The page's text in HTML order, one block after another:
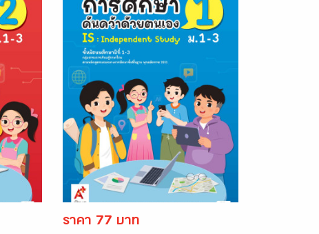
ราคา 77 บาท